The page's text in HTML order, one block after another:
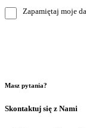
Zapamiętaj moje
Masz pytania?
Skontaktuj się z Nami